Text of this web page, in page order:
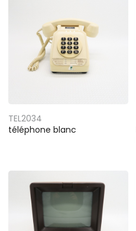
TEL2034
téléphone blanc